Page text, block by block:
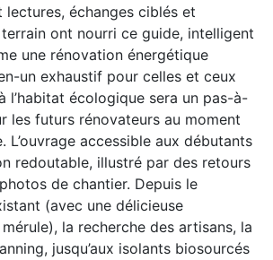
lectures, échanges ciblés et
ont nourri ce guide, intelligent
une rénovation énergétique
un exhaustif pour celles et ceux
l’habitat écologique sera un pas-à-
les futurs rénovateurs au moment
L’ouvrage accessible aux débutants
redoutable, illustré par des retours
de chantier. Depuis le
(avec une délicieuse
la recherche des artisans, la
jusqu’aux isolants biosourcés